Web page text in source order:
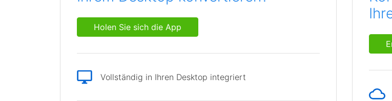
Holen Sie sich die App
Vollständig in Ihren Desktop integriert